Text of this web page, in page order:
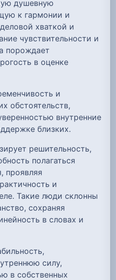
душевную
к гармонии и
хваткой и
чувствительности и
порождает
в оценке
и
обстоятельств,
внутренние
близких.
решительность,
полагаться
проявляя
и
Такие люди склонны
сохраняя
в словах и
силу,
в собственных